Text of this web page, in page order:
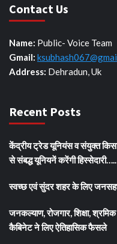
Contact Us
Name: Public- Voice Team
Gmail:
Address: Dehradun, Uk
Recent Posts
केंद्रीय ट्रेड यूनियंस व संयुक्त
से संबद्ध यूनियनें करेंगी हिस्सेदारी…..
स्वच्छ एवं सुंदर शहर के लिए
जनकल्याण, रोजगार, शिक्षा,
कैबिनेट ने लिए ऐतिहासिक फैसले